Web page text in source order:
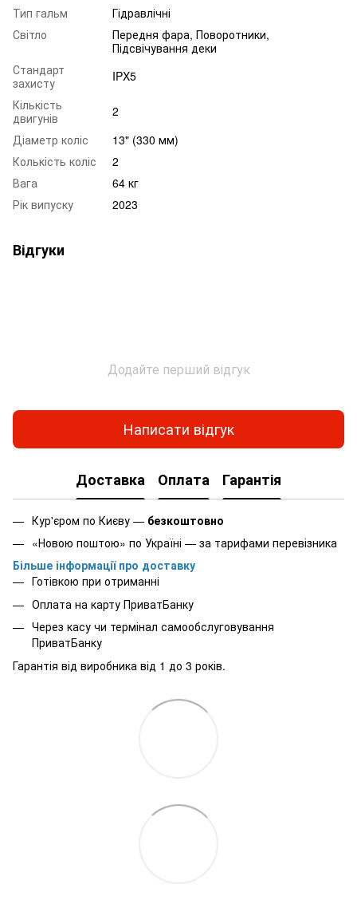
Тип гальм
Гідравлічні
Світло
Передня фара, Поворотники,
Підсвічування деки
Стандарт
захисту
IPX5
Кількість
двигунів
2
Діаметр коліс
13" (330 мм)
Колькість коліс
2
Вага
64 кг
Рік випуску
2023
Відгуки
Додайте перший відгук
Написати відгук
Доставка Оплата Гарантія
Кур'єром по Києву — безкоштовно
«Новою поштою» по Україні — за тарифами перевізника
Більше інформації про доставку
Готівкою при отриманні
Оплата на карту ПриватБанку
Через касу чи термінал самообслуговування
ПриватБанку
Гарантія від виробника від 1 до 3 років.